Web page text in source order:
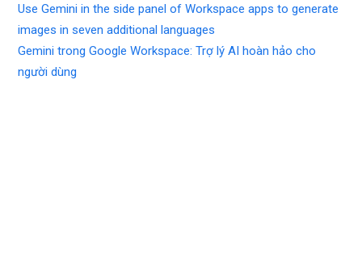
Use Gemini in the side panel of Workspace apps to generate
images in seven additional languages
Gemini trong Google Workspace: Trợ lý AI hoàn hảo cho
người dùng